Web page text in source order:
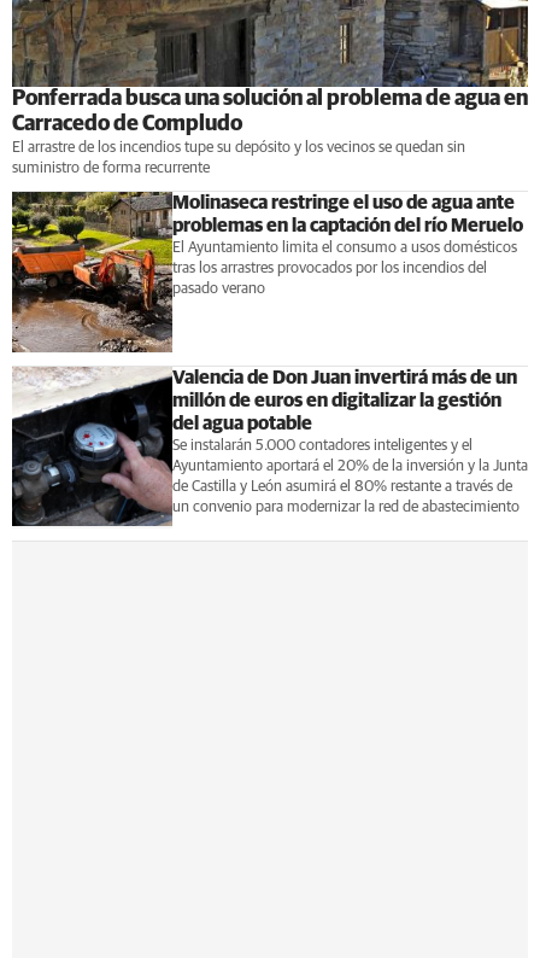
Ponferrada busca una solución al problema de agua en
Carracedo de Compludo
El arrastre de los incendios tupe su depósito y los vecinos se quedan sin
suministro de forma recurrente
Molinaseca restringe el uso de agua ante
problemas en la captación del río Meruelo
El Ayuntamiento limita el consumo a usos domésticos
tras los arrastres provocados por los incendios del
pasado verano
Valencia de Don Juan invertirá más de un
millón de euros en digitalizar la gestión
del agua potable
Se instalarán 5.000 contadores inteligentes y el
Ayuntamiento aportará el 20% de la inversión y la Junta
de Castilla y León asumirá el 80% restante a través de
un convenio para modernizar la red de abastecimiento